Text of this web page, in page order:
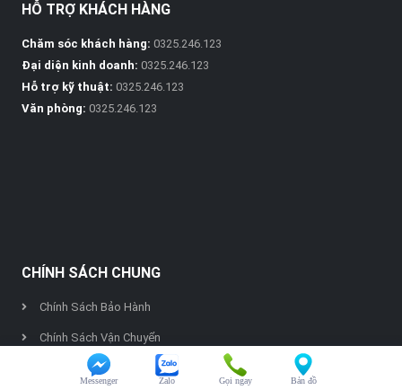
HỖ TRỢ KHÁCH HÀNG
Chăm sóc khách hàng: 0325.246.123
Đại diện kinh doanh: 0325.246.123
Hỗ trợ kỹ thuật: 0325.246.123
Văn phòng: 0325.246.123
CHÍNH SÁCH CHUNG
Chính Sách Bảo Hành
Chính Sách Vận Chuyển
Chính Sách Thanh Toán
Bản đồ
Gọi ngay
Zalo
Messenger